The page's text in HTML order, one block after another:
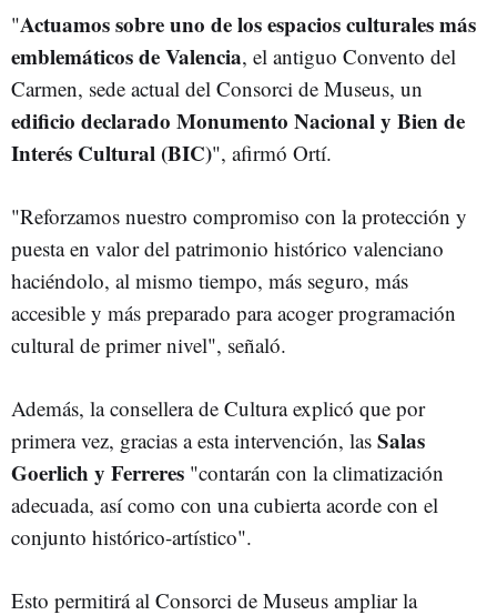
"Actuamos sobre uno de los espacios culturales más
emblemáticos de Valencia, el antiguo Convento del
Carmen, sede actual del Consorci de Museus, un
edificio declarado Monumento Nacional y Bien de
Interés Cultural (BIC)", afirmó Ortí.
"Reforzamos nuestro compromiso con la protección y
puesta en valor del patrimonio histórico valenciano
haciéndolo, al mismo tiempo, más seguro, más
accesible y más preparado para acoger programación
cultural de primer nivel", señaló.
Además, la consellera de Cultura explicó que por
primera vez, gracias a esta intervención, las Salas
Goerlich y Ferreres "contarán con la climatización
adecuada, así como con una cubierta acorde con el
conjunto histórico-artístico".
Esto permitirá al Consorci de Museus ampliar la